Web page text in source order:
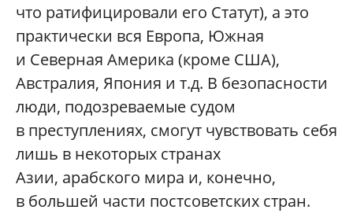
что ратифицировали его Статут), а это
практически вся Европа, Южная
и Северная Америка (кроме США),
Австралия, Япония и т.д. В безопасности
люди, подозреваемые судом
в преступлениях, смогут чувствовать себя
лишь в некоторых странах
Азии, арабского мира и, конечно,
в большей части постсоветских стран.